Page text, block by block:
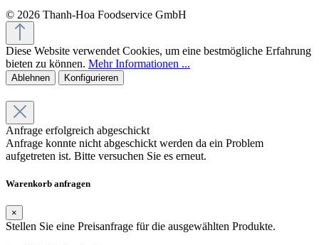
© 2026 Thanh-Hoa Foodservice GmbH
Diese Website verwendet Cookies, um eine bestmögliche Erfahrung
bieten zu können. Mehr Informationen ...
Ablehnen Konfigurieren
Anfrage erfolgreich abgeschickt
Anfrage konnte nicht abgeschickt werden da ein Problem
aufgetreten ist. Bitte versuchen Sie es erneut.
Warenkorb anfragen
×
Stellen Sie eine Preisanfrage für die ausgewählten Produkte.